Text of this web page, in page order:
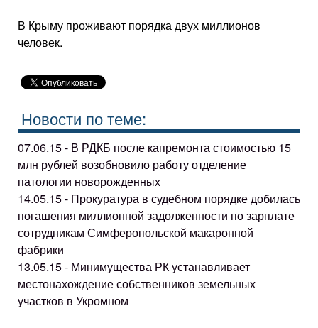
В Крыму проживают порядка двух миллионов
человек.
Новости по теме:
07.06.15 - В РДКБ после капремонта стоимостью 15
млн рублей возобновило работу отделение
патологии новорожденных
14.05.15 - Прокуратура в судебном порядке добилась
погашения миллионной задолженности по зарплате
сотрудникам Симферопольской макаронной
фабрики
13.05.15 - Минимущества РК устанавливает
местонахождение собственников земельных
участков в Укромном